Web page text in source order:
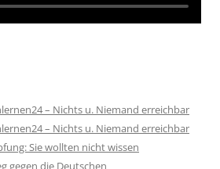
– Nichts u. Niemand erreichbar
– Nichts u. Niemand erreichbar
Sie wollten nicht wissen
gegen die Deutschen